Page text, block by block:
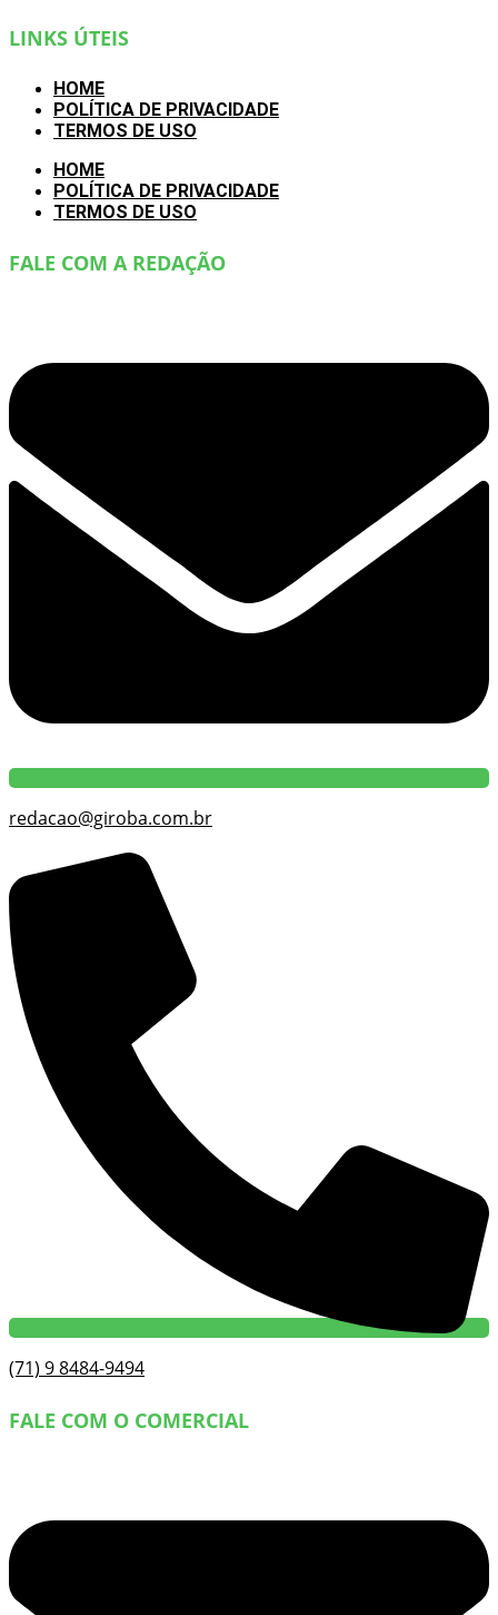
LINKS ÚTEIS
HOME
POLÍTICA DE PRIVACIDADE
TERMOS DE USO
HOME
POLÍTICA DE PRIVACIDADE
TERMOS DE USO
FALE COM A REDAÇÃO
redacao@giroba.com.br
(71) 9 8484-9494
FALE COM O COMERCIAL